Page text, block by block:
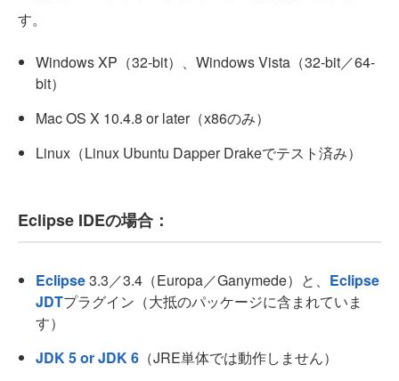
す。
Windows XP（32-bit）、Windows Vista（32-bit／64-
bit）
Mac OS X 10.4.8 or later（x86のみ）
Linux（Linux Ubuntu Dapper Drakeでテスト済み）
Eclipse IDEの場合：
Eclipse3.3／3.4（Europa／Ganymede）と、 Eclipse
JDTプラグイン（大抵のパッケージに含まれていま
す）
JDK 5 or JDK 6 （JRE単体では動作しません）